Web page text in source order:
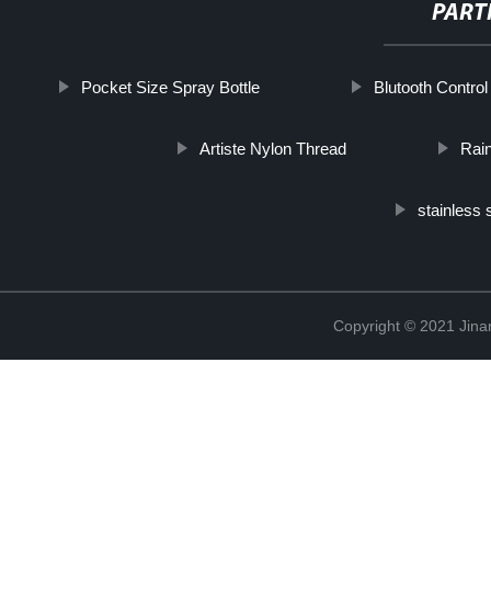
Pocket Size Spray Bottle Blutooth
Artiste Nylon Thread
stainless
Copyright © 2021